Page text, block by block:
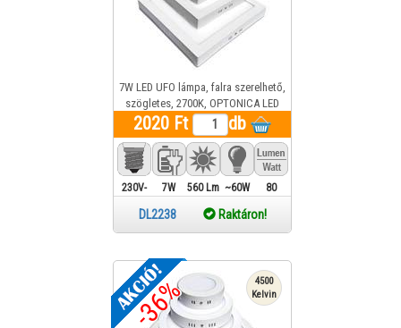
7W LED UFO lámpa, falra szerelhető,
szögletes, 2700K, OPTONICA LED
DL2238 1 év gar.
2020 Ft db
230V-
köthető
7W 560 Lm ~60W 80
DL2238 Raktáron!
-36%
4500
Kelvin